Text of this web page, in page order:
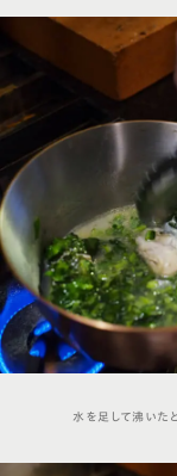
水を足して沸いた